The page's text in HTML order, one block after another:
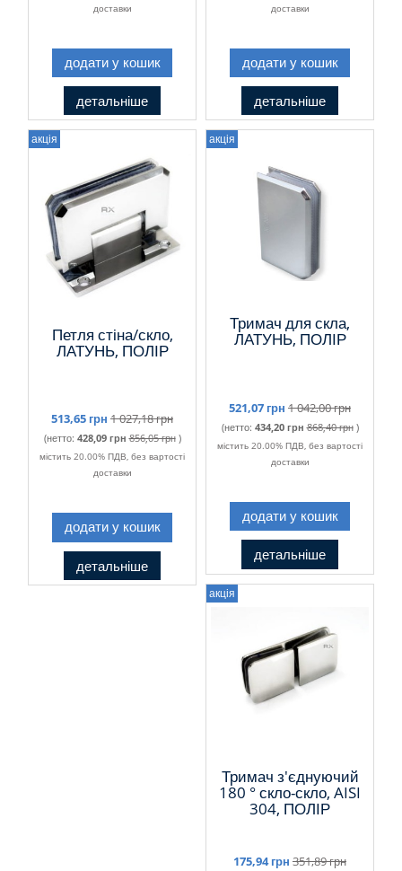
доставки
додати у кошик
детальніше
доставки
додати у кошик
детальніше
Петля стіна/скло,
ЛАТУНЬ, ПОЛІР
513,65 грн 1 027,18 грн
(нетто: 428,09 грн 856,05 грн)
містить 20.00% ПДВ, без вартості
доставки
додати у кошик
детальніше
акція
Тримач для скла,
ЛАТУНЬ, ПОЛІР
521,07 грн 1 042,00 грн
(нетто: 434,20 грн 868,40 грн)
містить 20.00% ПДВ, без вартості
доставки
додати у кошик
детальніше
акція
Тримач з'єднуючий
180 ° скло-скло, AISI
304, ПОЛІР
175,94 грн 351,89 грн
акція